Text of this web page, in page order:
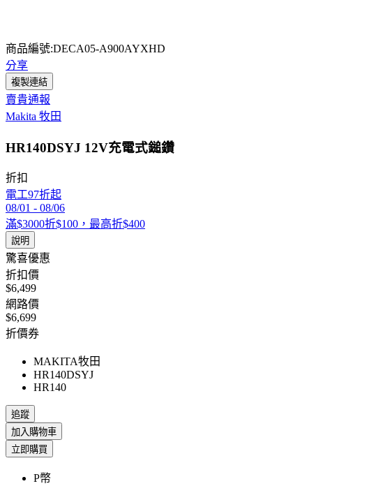
商品編號:DECA05-A900AYXHD
分享
複製連結
賣貴通報
Makita 牧田
HR140DSYJ 12V充電式鎚鑽
折扣
電工97折起
08/01 - 08/06
滿$3000折$100，最高折$400
說明
驚喜優惠
折扣價
$6,499
網路價
$6,699
折價券
MAKITA牧田
HR140DSYJ
HR140
追蹤
加入購物車
立即購買
P幣